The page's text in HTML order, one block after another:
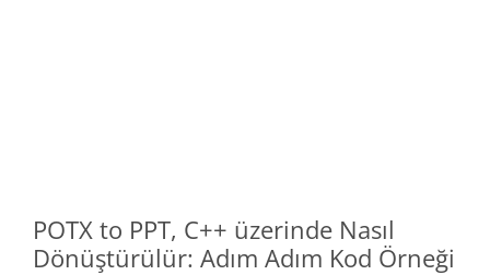
POTX to PPT, C++ üzerinde Nasıl
Dönüştürülür: Adım Adım Kod Örneği